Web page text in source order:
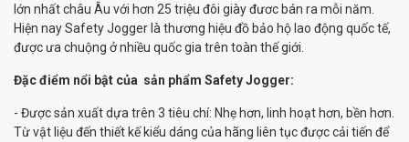
lớn nhất châu Âu với hơn 25 triệu đôi giày đươc bán ra mỗi năm.
Hiện nay Safety Jogger là thương hiệu đồ bảo hộ lao động quốc tế,
được ưa chuộng ở nhiều quốc gia trên toàn thế giới.
Đặc điểm nổi bật của sản phẩm Safety Jogger:
- Được sản xuất dựa trên 3 tiêu chí: Nhẹ hơn, linh hoạt hơn, bền hơn.
Từ vật liệu đến thiết kế kiểu dáng của hãng liên tục được cải tiến để